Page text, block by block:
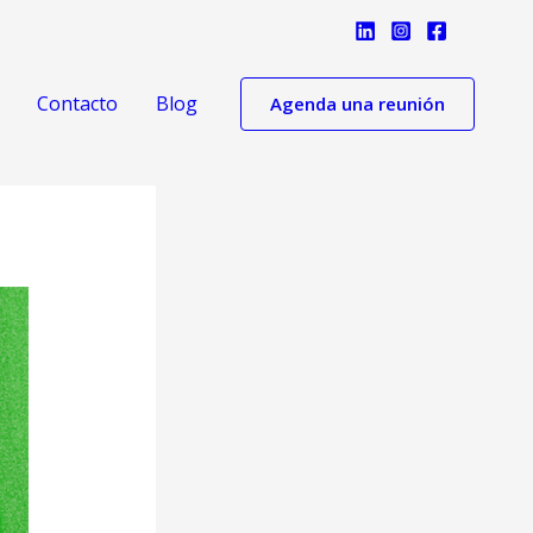
Contacto Blog Agenda una reunión